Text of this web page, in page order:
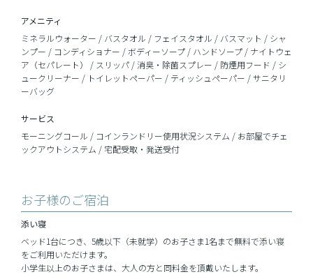
アメニティ
ミネラルウォーター / バスタオル / フェイスタオル / バスマット / シャ
ンプー / コンディショナー / ボディーソープ / ハンドソープ / ナイトウェ
ア（セパレート） / スリッパ / 消臭・除菌スプレー / 防煙用フード / シ
ュークリーナー / トイレットペーパー / ティッシュペーパー / サニタリ
ーバッグ
サービス
モーニングコール / コインランドリー使用状況システム / お部屋でチェ
ックアウトシステム / 宅配受取・発送受付
お子様のご宿泊
添い寝
ベッド1台につき、5歳以下（未就学）のお子さま1名まで無料で添い寝
をご利用いただけます。
小学生以上のお子さまは、大人の方と同料金を頂戴いたします。